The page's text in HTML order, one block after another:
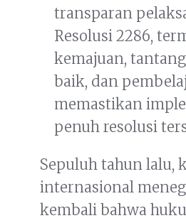
transparan
Resolusi 2286,
kemajuan,
baik, dan
memastikan
penuh resolusi
Sepuluh tahun lalu,
internasional
kembali bahwa